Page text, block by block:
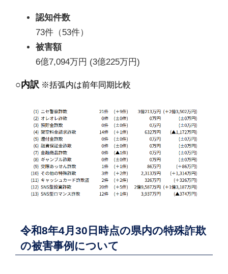
認知件数
73件（53件）
被害額
6億7,094万円 (3億225万円)
○内訳 ※括弧内は前年同期比較
令和8年4月30日時点の県内の特殊詐欺
の被害事例について